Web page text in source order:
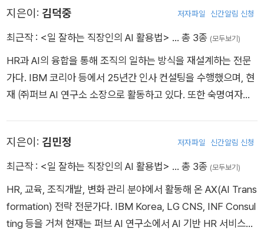
다. 앞으로의 경쟁 우위는 더 많이 일하는 조직이 아니라, AI와 함
내리는 조직에서 만들어질 것입니다.
이 책은 이러한 변화를 실제 업무에 바로 적용할 수 있는 활용법
으로 풀어냅니다. 기획, 조사, 보고서, 디자인, 자동화 등 기업 운
영의 핵심 영역을 중심으로 AI를 ‘대체’가 아닌 ‘확장’의 도구로
서도 의미가 큽니다. 변화의 방향이 막막한 분들께, 이 책은 가장
현실적인 출발점이 되어줄 것입니다.
지은이: 김덕중 저자파일 신간알림 신청
최근작 : <일 잘하는 직장인의 AI 활용법> … 총 3종 (모두보기)
HR과 AI의 융합을 통해 조직의 일하는 방식을 재설계하는 전문
가다. IBM 코리아 등에서 25년간 인사 컨설팅을 수행했으며, 현
재 ㈜퍼브 AI 연구소 소장으로 활동하고 있다. 또한 숙명여자대
단·기획·학습·협업의 방식을 확장하는 새로운 업무 인프라라고 본
다. AI Agent for HR, AI Bot Farm, 생성형 AI 리더십 코칭 플랫
번역하고, 기술을 다시 사람이 쓸 수 있는 방식으로 바꾸는 일을
해왔다. 링크드인: https://www.linkedin.com/in/duckjungki
m/
지은이: 김민정 저자파일 신간알림 신청
최근작 : <일 잘하는 직장인의 AI 활용법> … 총 3종 (모두보기)
HR, 교육, 조직개발, 변화 관리 분야에서 활동해 온 AX(AI Trans
formation) 전략 전문가다. IBM Korea, LG CNS, INF Consul
ting 등을 거쳐 현재는 퍼브 AI 연구소에서 AI 기반 HR 서비스와